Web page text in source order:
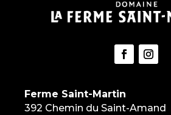
Ferme Saint-Martin
392 Chemin du Saint-Amand